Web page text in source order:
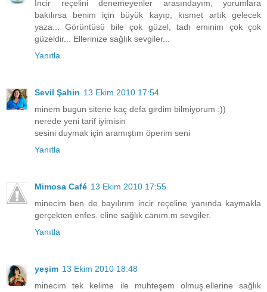
İncir reçelini denemeyenler arasındayım, yorumlara
bakılırsa benim için büyük kayıp, kısmet artık gelecek
yaza... Görüntüsü bile çok güzel, tadı eminim çok çok
güzeldir... Ellerinize sağlık sevgiler...
Yanıtla
Sevil Şahin 13 Ekim 2010 17:54
minem bugun sitene kaç defa girdim bilmiyorum :))
nerede yeni tarif iyimisin
sesini duymak için aramıştım öperim seni
Yanıtla
Mimosa Café 13 Ekim 2010 17:55
minecim ben de bayılırım incir reçeline yanında kaymakla
gerçekten enfes. eline sağlık canım.m sevgiler.
Yanıtla
yeşim 13 Ekim 2010 18:48
minecim tek kelime ile muhteşem olmuş.ellerine sağlık